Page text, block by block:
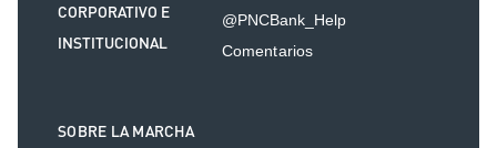
CORPORATIVO E
INSTITUCIONAL
@PNCBank_Help
Comentarios
SOBRE LA MARCHA